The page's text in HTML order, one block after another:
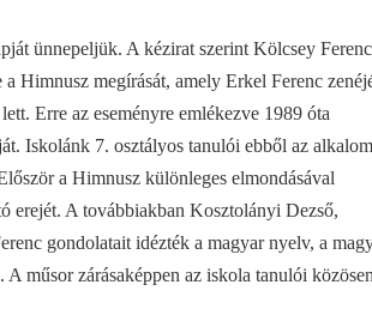
ünnepeljük. A kézirat szerint Kölcsey Ferenc
Himnusz megírását, amely Erkel Ferenc
Erre az eseményre emlékezve 1989 óta
Iskolánk 7. osztályos tanulói ebből az
a Himnusz különleges elmondásával
erejét. A továbbiakban Kosztolányi Dezső,
gondolatait idézték a magyar nyelv, a
műsor zárásaképpen az iskola tanulói közösen